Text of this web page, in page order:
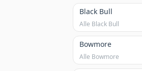
Black Bull
Alle Black Bull
Bowmore
Alle Bowmore